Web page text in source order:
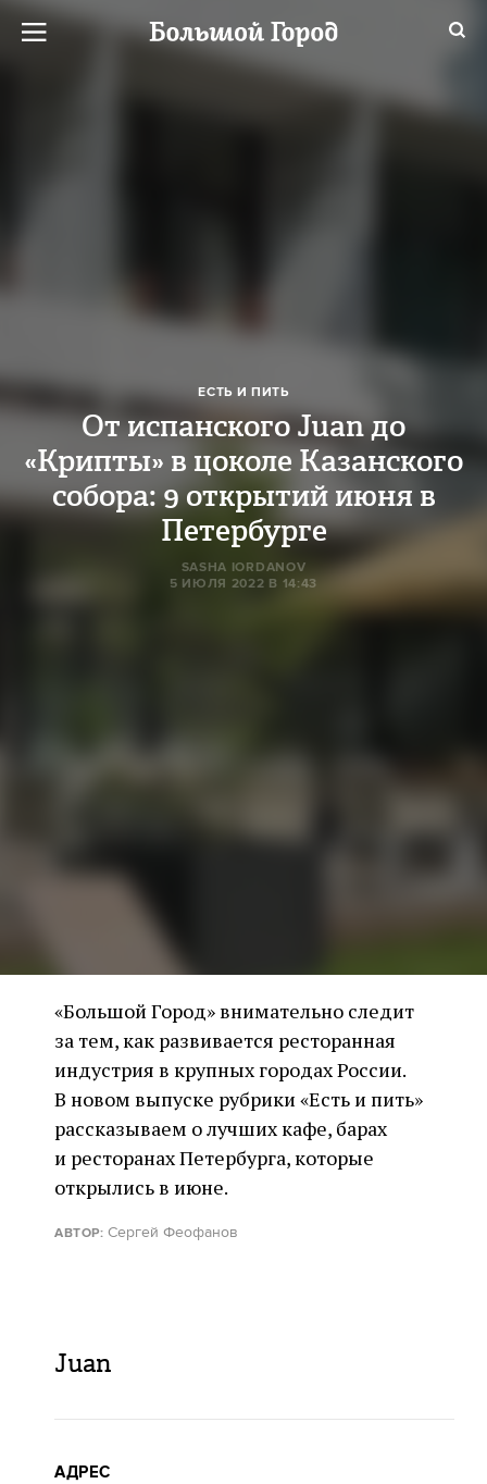
ЕСТЬ И ПИТЬ
От испанского Juan до
«Крипты» в цоколе Казанского
собора: 9 открытий июня в
Петербурге
SASHA IORDANOV
5 ИЮЛЯ 2022 В 14:43
«Большой Город» внимательно следит
за тем, как развивается ресторанная
индустрия в крупных городах России.
В новом выпуске рубрики «Есть и пить»
рассказываем о лучших кафе, барах
и ресторанах Петербурга, которые
открылись в июне.
АВТОР: Сергей Феофанов
Juan
АДРЕС